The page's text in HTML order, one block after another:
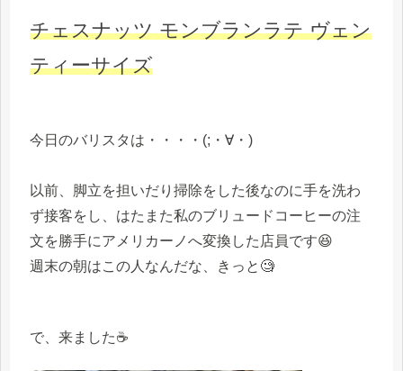
チェスナッツ モンブランラテ ヴェン
ティーサイズ
今日のバリスタは・・・・(;・∀・)
以前、脚立を担いだり掃除をした後なのに手を洗わ
ず接客をし、はたまた私のブリュードコーヒーの注
文を勝手にアメリカーノへ変換した店員です😆
週末の朝はこの人なんだな、きっと🧐
で、来ました☕